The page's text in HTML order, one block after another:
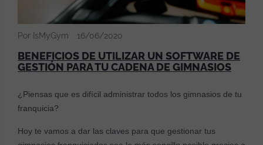
Por IsMyGym 16/06/2020
BENEFICIOS DE UTILIZAR UN SOFTWARE DE
GESTIÓN PARA TU CADENA DE GIMNASIOS
¿Piensas que es difícil administrar todos los gimnasios de tu
franquicia?
Hoy te vamos a dar las claves para que gestionar tus